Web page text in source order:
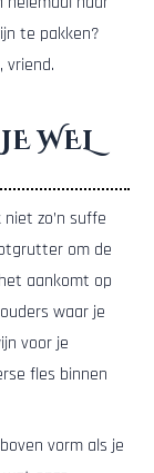
te pakken?
vriend.
WEL
zo’n suffe
om de
aankomt op
waar je
voor je
fles binnen
vorm als je